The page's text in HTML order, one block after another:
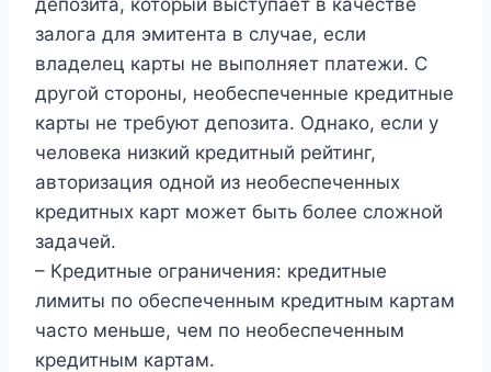
залога для эмитента в случае, если
владелец карты не выполняет платежи. С
другой стороны, необеспеченные кредитные
карты не требуют депозита. Однако, если у
человека низкий кредитный рейтинг,
авторизация одной из необеспеченных
кредитных карт может быть более сложной
задачей.
– Кредитные ограничения: кредитные
лимиты по обеспеченным кредитным картам
часто меньше, чем по необеспеченным
кредитным картам.